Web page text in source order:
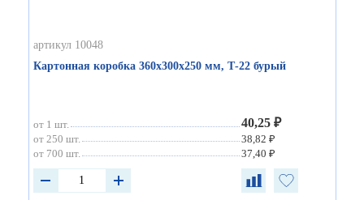
артикул 10048
Картонная коробка 360х300х250 мм, Т-22 бурый
от 1 шт. 40,25 ₽
от 250 шт.
38,82 ₽
от 700 шт.
37,40 ₽